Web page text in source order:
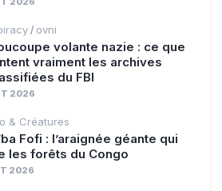
/ ovni
volante nazie : ce que
vraiment les archives
du FBI
2026
& Créatures
Fofi : l’araignée géante qui
les forêts du Congo
2026